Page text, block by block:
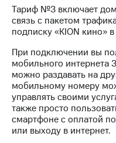
Роуминг
Семейная
группа
Заказать
SIM-
карту
Оформить
на связь
Тарифы
РИИЛ
и МТС
Супер
дешевле
при
оплате
с карты
МТС
Тариф №3 включает
связь с пакетом
подписку «KION кино»
При подключении вы
мобильного интернета
можно раздавать на
мобильному номеру
управлять своими
также просто
смартфоне с оплатой
или выходу в интернет.